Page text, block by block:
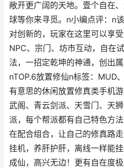
敞开更广阔的天地。壹个自在
球等你来寻觅。n小编点评：n
对创新的，玩家在这里可以享
NPC、宗门、坊市互动，自在
法，一招定乾坤的神通，创出属
nTOP.6放置修仙n标签：MUD
有意思的休闲放置修真类手机
武阁、青云剑派、天雪门、天
派，每个帮派都有自己特色方
在配合组合，让自己的修真路
挂机，养肝护肝，离线一样能
成仙，高兴无边！更有自在度